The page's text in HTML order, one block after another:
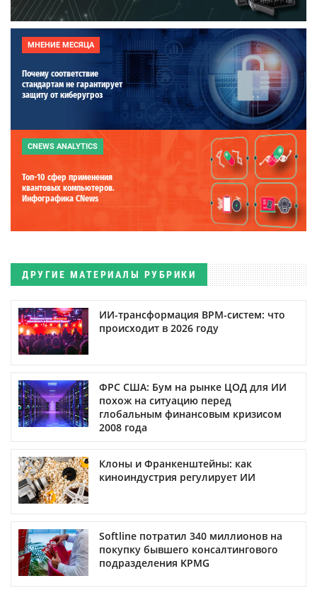
МНЕНИЕ МЕСЯЦА
Почему соответствие
стандартам не гарантирует
защиту от киберугроз
CNEWS ANALYTICS
Топ-10 сфер применения
квантовых компьютеров.
Инфографика CNews
ДРУГИЕ МАТЕРИАЛЫ РУБРИКИ
ИИ-трансформация BPM-систем: что
происходит в 2026 году
ФРС США: Бум на рынке ЦОД для ИИ
похож на ситуацию перед
глобальным финансовым кризисом
2008 года
Клоны и Франкенштейны: как
киноиндустрия регулирует ИИ
Softline потратил 340 миллионов на
покупку бывшего консалтингового
подразделения KPMG